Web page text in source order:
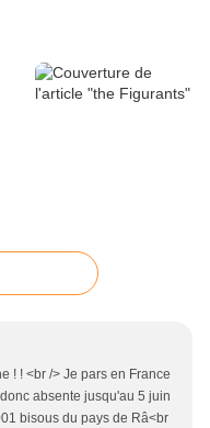
! ! <br /> Je pars en France
absente jusqu'au 5 juin
bisous du pays de Râ<br